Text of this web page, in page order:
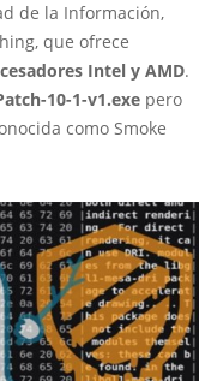
de la Información,
que ofrece
Intel y AMD.
10-1-v1.exe pero
como Smoke